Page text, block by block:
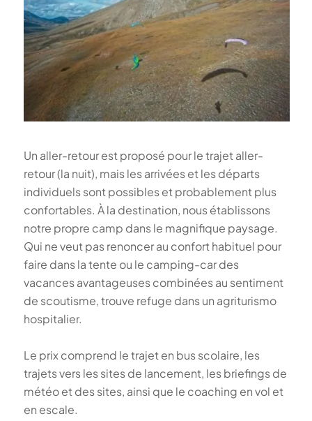
Un aller-retour est proposé pour le trajet aller-
retour (la nuit), mais les arrivées et les départs
individuels sont possibles et probablement plus
confortables. À la destination, nous établissons
notre propre camp dans le magnifique paysage.
Qui ne veut pas renoncer au confort habituel pour
faire dans la tente ou le camping-car des
vacances avantageuses combinées au sentiment
de scoutisme, trouve refuge dans un agriturismo
hospitalier.
Le prix comprend le trajet en bus scolaire, les
trajets vers les sites de lancement, les briefings de
météo et des sites, ainsi que le coaching en vol et
en escale.